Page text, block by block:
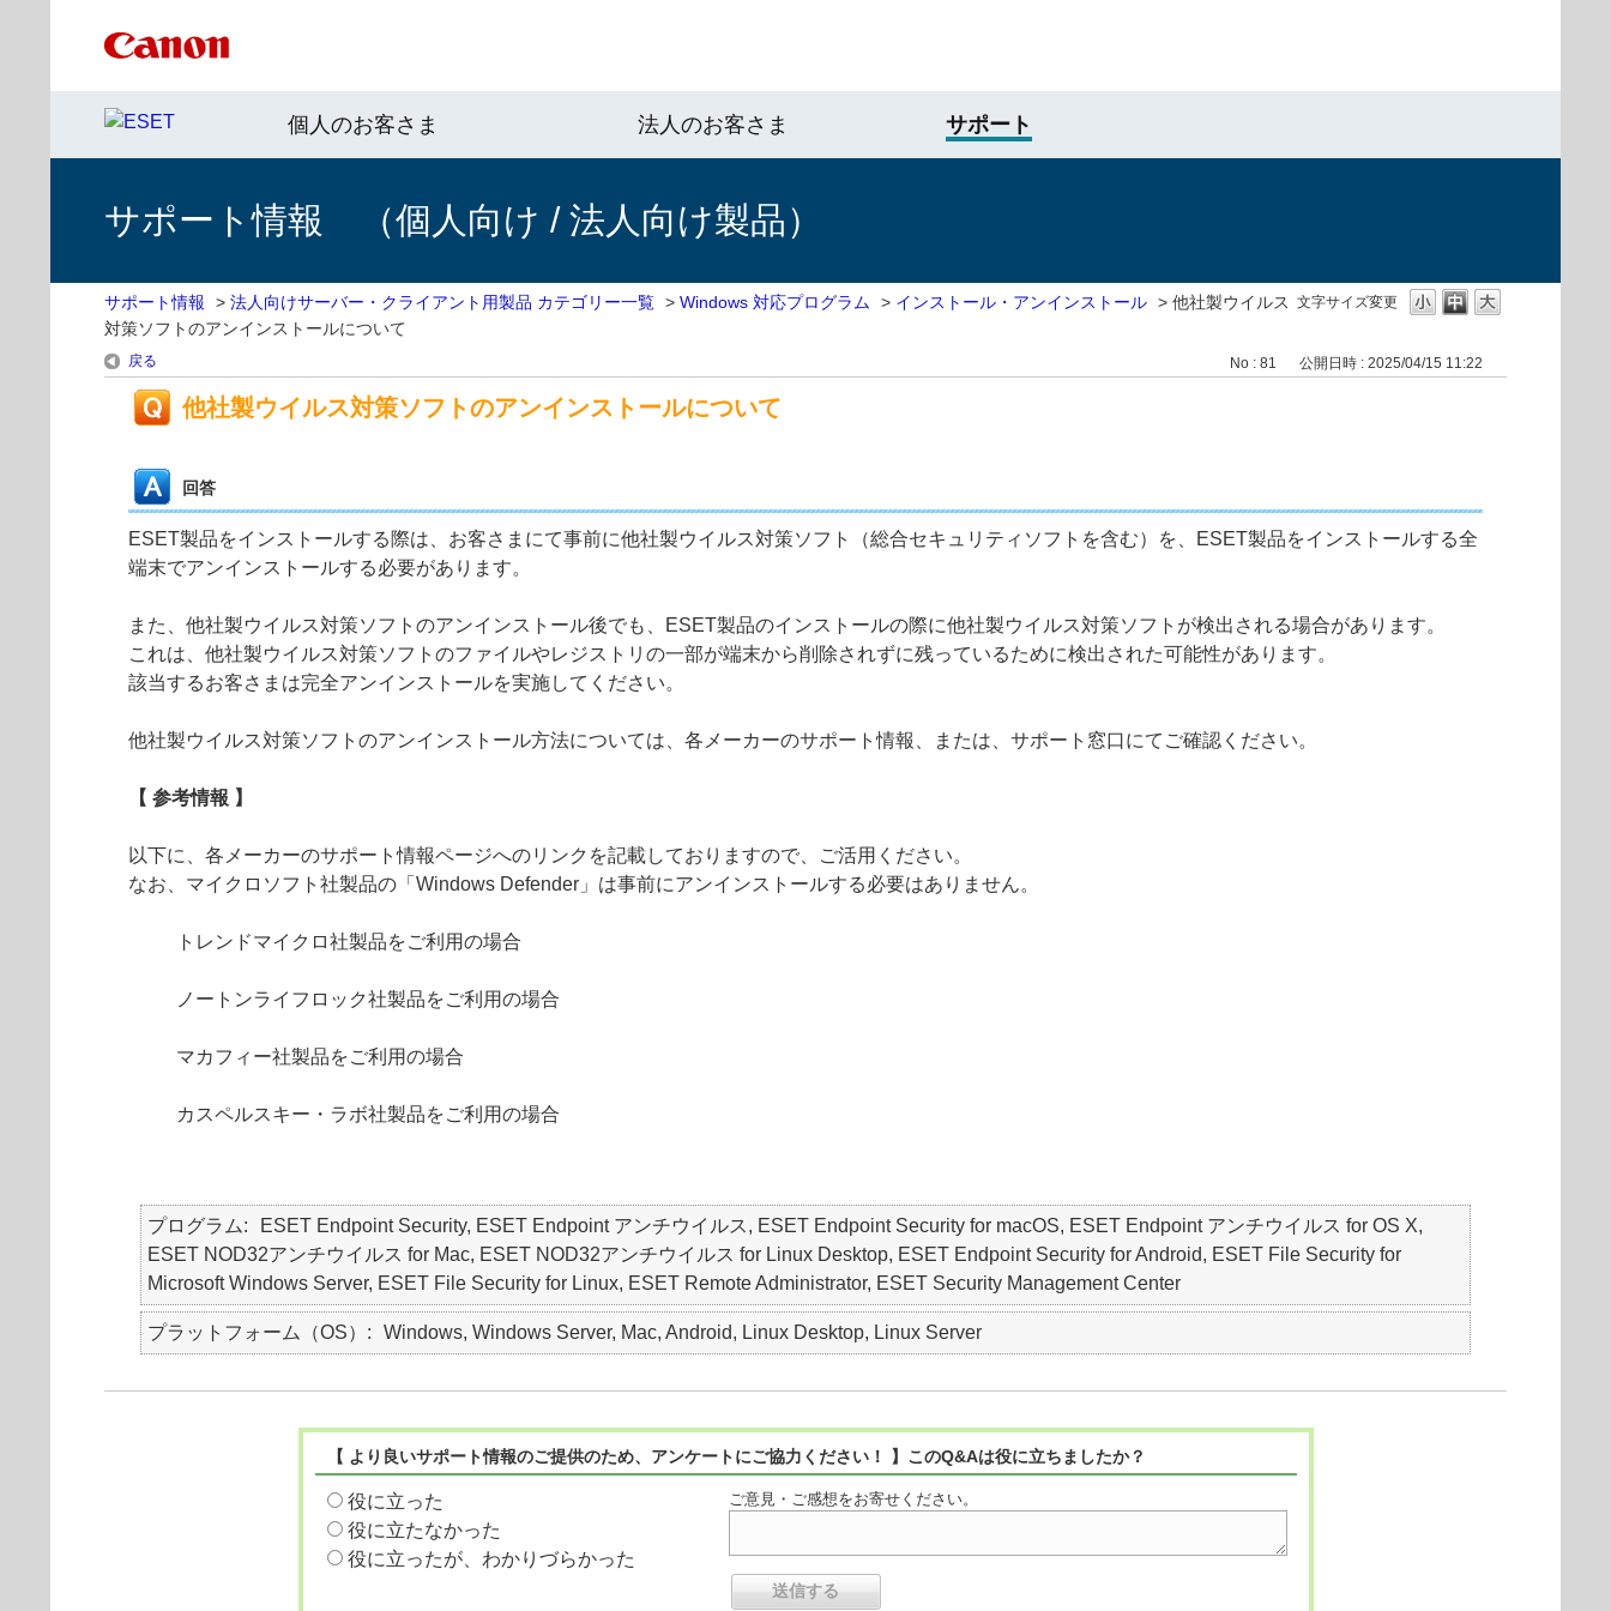
個人のお客さま 法人のお客さま サポート
サポート情報 （個人向け / 法人向け製品）
文字サイズ変更
サポート情報 > 法人向けサーバー・クライアント用製品 カテゴリー一覧 > Windows 対応プログラム > インストール・アンインストール > 他社製ウイルス
対策ソフトのアンインストールについて
戻る No : 81 公開日時 : 2025/04/15 11:22
他社製ウイルス対策ソフトのアンインストールについて
回答
ESET製品をインストールする際は、お客さまにて事前に他社製ウイルス対策ソフト（総合セキュリティソフトを含む）を、ESET製品をインストールする全
端末でアンインストールする必要があります。
また、他社製ウイルス対策ソフトのアンインストール後でも、ESET製品のインストールの際に他社製ウイルス対策ソフトが検出される場合があります。
これは、他社製ウイルス対策ソフトのファイルやレジストリの一部が端末から削除されずに残っているために検出された可能性があります。
該当するお客さまは完全アンインストールを実施してください。
他社製ウイルス対策ソフトのアンインストール方法については、各メーカーのサポート情報、または、サポート窓口にてご確認ください。
【 参考情報 】
以下に、各メーカーのサポート情報ページへのリンクを記載しておりますので、ご活用ください。
なお、マイクロソフト社製品の「Windows Defender」は事前にアンインストールする必要はありません。
トレンドマイクロ社製品をご利用の場合
ノートンライフロック社製品をご利用の場合
マカフィー社製品をご利用の場合
カスペルスキー・ラボ社製品をご利用の場合
プログラム
ESET Endpoint Security, ESET Endpoint アンチウイルス, ESET Endpoint Security for macOS, ESET Endpoint アンチウイルス for OS X,
ESET NOD32アンチウイルス for Mac, ESET NOD32アンチウイルス for Linux Desktop, ESET Endpoint Security for Android, ESET File Security for
Microsoft Windows Server, ESET File Security for Linux, ESET Remote Administrator, ESET Security Management Center
プラットフォーム（OS） Windows, Windows Server, Mac, Android, Linux Desktop, Linux Server
【 より良いサポート情報のご提供のため、アンケートにご協力ください！ 】このQ&Aは役に立ちましたか？
役に立った
役に立たなかった
役に立ったが、わかりづらかった
ご意見・ご感想をお寄せください。